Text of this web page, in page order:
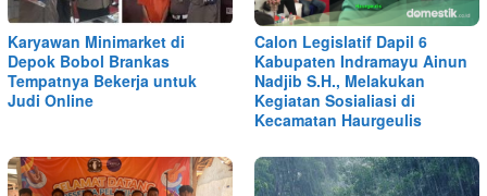
Karyawan Minimarket di
Depok Bobol Brankas
Tempatnya Bekerja untuk
Judi Online
Calon Legislatif Dapil 6
Kabupaten Indramayu Ainun
Nadjib S.H., Melakukan
Kegiatan Sosialiasi di
Kecamatan Haurgeulis